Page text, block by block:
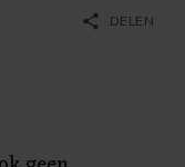
share DELEN